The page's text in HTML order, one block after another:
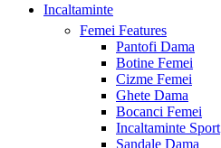
Incaltaminte
Femei Features
Pantofi Dama
Botine Femei
Cizme Femei
Ghete Dama
Bocanci Femei
Incaltaminte Sport
Sandale Dama